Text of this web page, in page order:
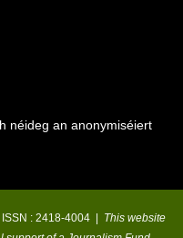
néideg an anonymiséiert
: 2418-4004 |
This website